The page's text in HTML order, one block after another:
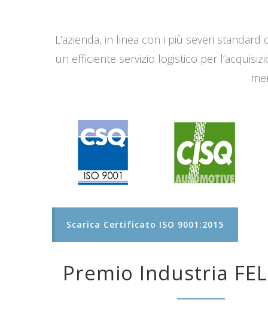
L’azienda, in linea con i più severi
un efficiente servizio logistico per
Scarica Certificato ISO 9001:2015
Premio Industria